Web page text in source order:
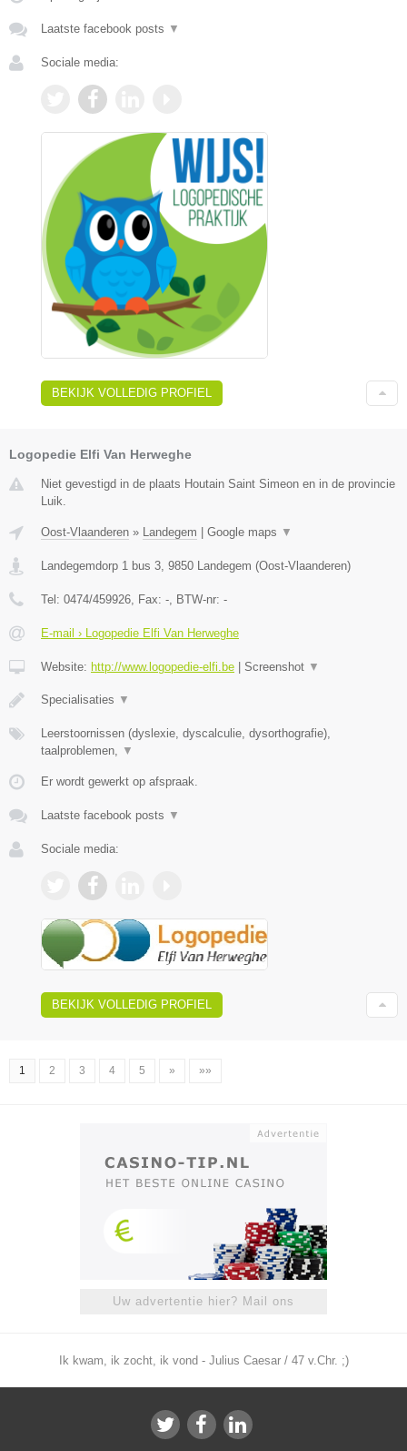
Laatste facebook posts ▼
Sociale media:
BEKIJK VOLLEDIG PROFIEL
Logopedie Elfi Van Herweghe
Niet gevestigd in de plaats Houtain Saint Simeon en in de provincie
Luik.
Oost-Vlaanderen » Landegem Google maps ▼
Landegemdorp 1 bus 3, 9850 Landegem (Oost-Vlaanderen)
Tel: 0474/459926, Fax: -, BTW-nr: -
E-mail › Logopedie Elfi Van Herweghe
Website: http://www.logopedie-elfi.be Screenshot ▼
​Specialisaties ▼
Leerstoornissen (dyslexie, dyscalculie, dysorthografie),
taalproblemen, ▼
Er wordt gewerkt op afspraak.
Laatste facebook posts ▼
Sociale media:
BEKIJK VOLLEDIG PROFIEL
1 2 3 4 5 » »»
Uw advertentie hier? Mail ons
Ik kwam, ik zocht, ik vond - Julius Caesar / 47 v.Chr. ;)